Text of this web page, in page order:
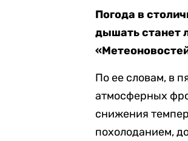
Погода в
дышать станет
По ее словам, в
атмосферных
снижения
похолоданием,